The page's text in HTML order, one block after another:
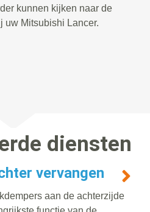
kunnen kijken naar de
uw Mitsubishi Lancer.
diensten
vervangen
aan de achterzijde